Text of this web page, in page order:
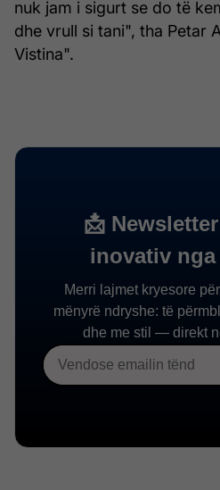
nuk jam i sigurt se do të
dhe vrull si tani", tha Petar
Vistina".